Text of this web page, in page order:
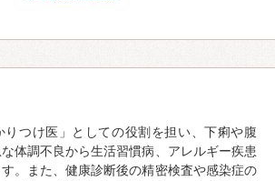
りつけ医」としての役割を担い、下痢や腹
体調不良から生活習慣病、アレルギー疾患
。また、健康診断後の精密検査や感染症の